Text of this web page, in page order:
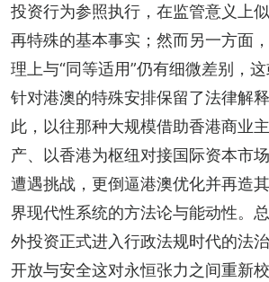
投资行为参照执行，在监管意义上
再特殊的基本事实；然而另一方面
理上与“同等适用”仍有细微差别，
针对港澳的特殊安排保留了法律解
此，以往那种大规模借助香港商业
产、以香港为枢纽对接国际资本市
遭遇挑战，更倒逼港澳优化并再造
界现代性系统的方法论与能动性。
外投资正式进入行政法规时代的法
开放与安全这对永恒张力之间重新